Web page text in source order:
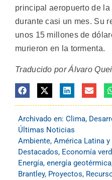
principal aeropuerto de
durante casi un mes. Su
unos 15 millones de
murieron en la tormenta.
Traducido por Álvaro
Archivado en: Clima,
Últimas Noticias
Ambiente, América Latina y
Destacados, Economía
Energía, energía geotérmica
Brantley, Proyectos,